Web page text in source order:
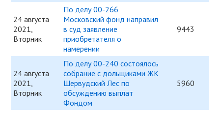
24 августа
2021,
Вторник
По делу 00-266
Московский фонд направил
в суд заявление
приобретателя о
намерении
9443
24 августа
2021,
Вторник
По делу 00-240 состоялось
собрание с дольщиками ЖК
Шервудский Лес по
обсуждению выплат
Фондом
5960